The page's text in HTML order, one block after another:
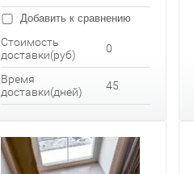
Добавить к сравнению
Стоимость
доставки(руб)
0
Время
доставки(дней)
45